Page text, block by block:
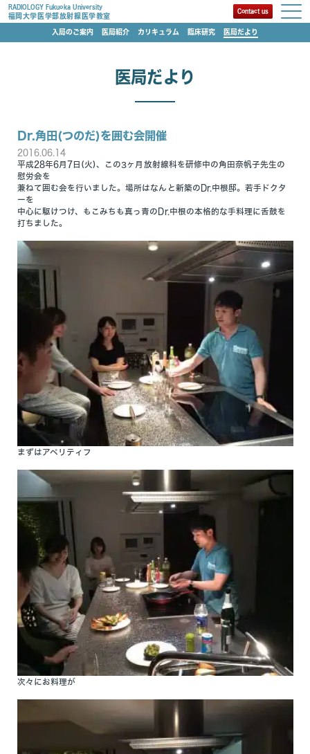
RADIOLOGY Fukuoka University
福岡大学医学部放射線医学教室
Contact us
入局のご案内 医局紹介 カリキュラム 臨床研究 医局だより
医局だより
Dr.角田(つのだ)を囲む会開催
2016.06.14
平成28年6月7日(火)、この3ヶ月放射線科を研修中の角田奈帆子先生の
慰労会を
兼ねて囲む会を行いました。場所はなんと新築のDr.中根邸。若手ドクタ
ーを
中心に駆けつけ、もこみちも真っ青のDr.中根の本格的な手料理に舌鼓を
打ちました。
まずはアペリティフ
次々にお料理が